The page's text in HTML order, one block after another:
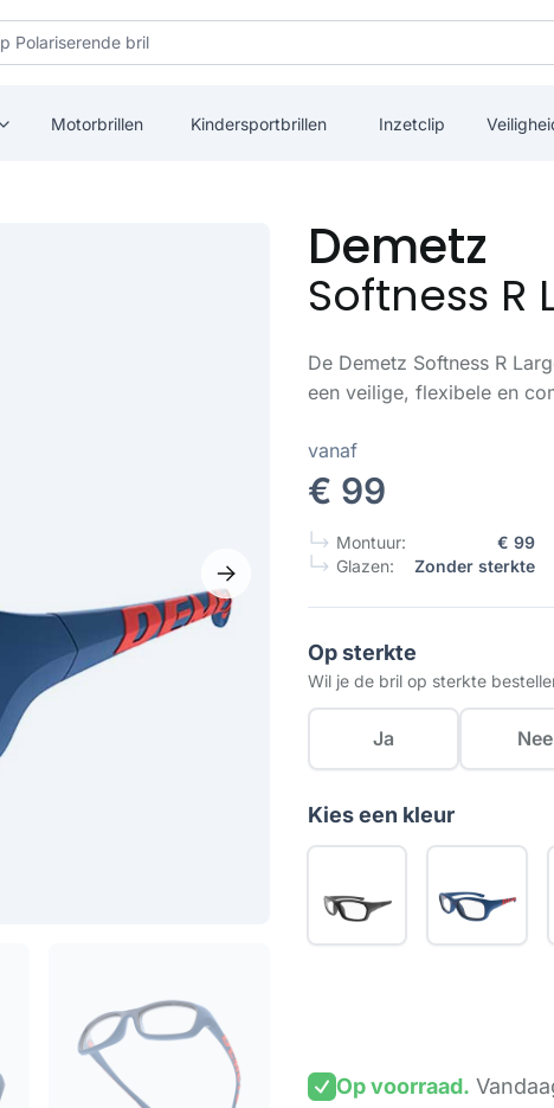
Motorbrillen Kindersportbrillen Inzetclip
Demetz
Softness R
De Demetz Softness R
een veilige, flexibele en
vanaf
€ 99
Montuur:
€ 99
Glazen:
Zonder sterkte
Op sterkte
Wil je de bril op sterkte
Ja Nee
Kies een kleur
Op voorraad.